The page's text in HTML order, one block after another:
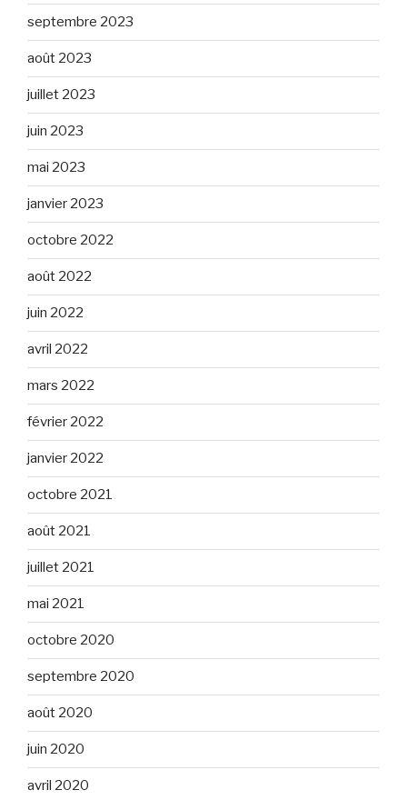
septembre 2023
août 2023
juillet 2023
juin 2023
mai 2023
janvier 2023
octobre 2022
août 2022
juin 2022
avril 2022
mars 2022
février 2022
janvier 2022
octobre 2021
août 2021
juillet 2021
mai 2021
octobre 2020
septembre 2020
août 2020
juin 2020
avril 2020